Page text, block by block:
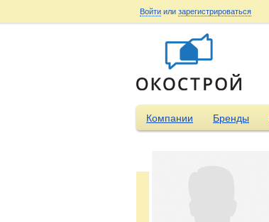
Войти или зарегистрироваться
Компании Бренды